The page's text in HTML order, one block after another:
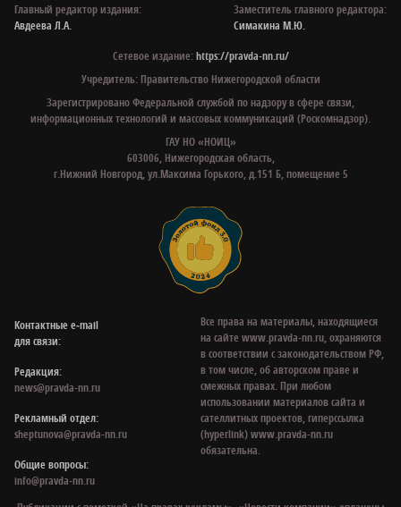
Главный редактор издания:
Авдеева Л.А.
Заместитель главного редактора:
Симакина М.Ю.
Сетевое издание:https://pravda-nn.ru/
Учредитель: Правительство Нижегородской области
Зарегистрировано Федеральной службой по надзору в сфере связи,
информационных технологий и массовых коммуникаций (Роскомнадзор).
ГАУ НО «НОИЦ»
603006, Нижегородская область,
г.Нижний Новгород, ул.Максима Горького, д.151 Б, помещение 5
Контактные e‑mail
для связи:
Редакция:
news@pravda-nn.ru
Рекламный отдел:
sheptunova@pravda-nn.ru
Общие вопросы:
info@pravda-nn.ru
Все права на материалы, находящиеся
на сайте www.pravda-nn.ru, охраняются
в соответствии с законодательством РФ,
в том числе, об авторском праве и
смежных правах. При любом
использовании материалов сайта и
сателлитных проектов, гиперссылка
(hyperlink) www.pravda-nn.ru
обязательна.